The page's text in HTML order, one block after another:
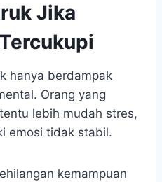
Jika
hanya berdampak
Orang yang
lebih mudah stres,
emosi tidak stabil.
kemampuan